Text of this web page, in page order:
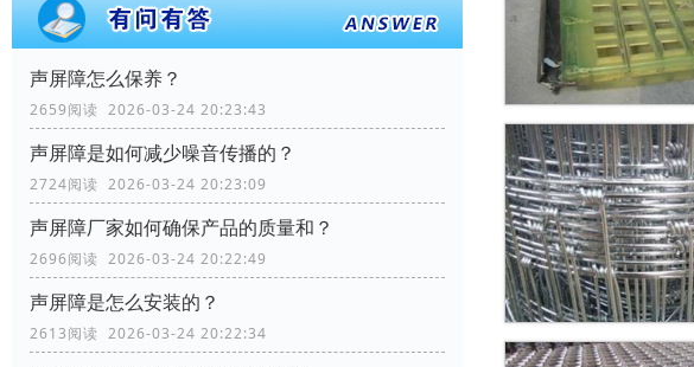
声屏障怎么保养？
2659阅读 2026-03-24 20:23:43
声屏障是如何减少噪音传播的？
2724阅读 2026-03-24 20:23:09
声屏障厂家如何确保产品的质量和？
2696阅读 2026-03-24 20:22:49
声屏障是怎么安装的？
2613阅读 2026-03-24 20:22:34